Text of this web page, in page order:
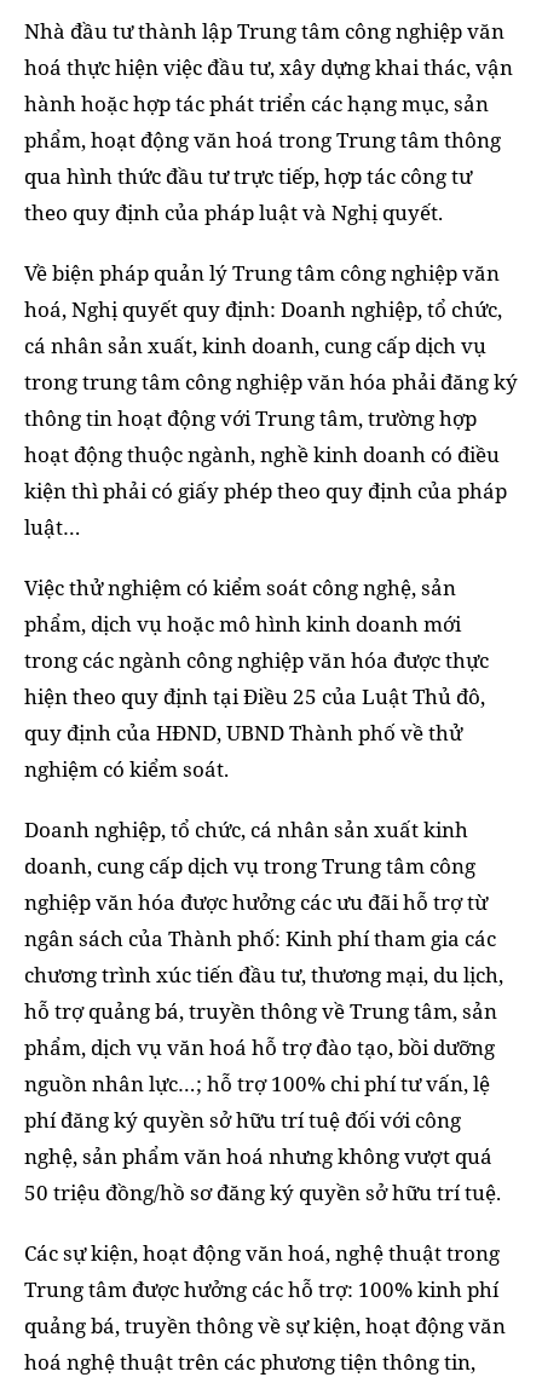
Nhà đầu tư thành lập Trung tâm công nghiệp văn
hoá thực hiện việc đầu tư, xây dựng khai thác, vận
hành hoặc hợp tác phát triển các hạng mục, sản
phẩm, hoạt động văn hoá trong Trung tâm thông
qua hình thức đầu tư trực tiếp, hợp tác công tư
theo quy định của pháp luật và Nghị quyết.
Về biện pháp quản lý Trung tâm công nghiệp văn
hoá, Nghị quyết quy định: Doanh nghiệp, tổ chức,
cá nhân sản xuất, kinh doanh, cung cấp dịch vụ
trong trung tâm công nghiệp văn hóa phải đăng ký
thông tin hoạt động với Trung tâm, trường hợp
hoạt động thuộc ngành, nghề kinh doanh có điều
kiện thì phải có giấy phép theo quy định của pháp
luật…
Việc thử nghiệm có kiểm soát công nghệ, sản
phẩm, dịch vụ hoặc mô hình kinh doanh mới
trong các ngành công nghiệp văn hóa được thực
hiện theo quy định tại Điều 25 của Luật Thủ đô,
quy định của HĐND, UBND Thành phố về thử
nghiệm có kiểm soát.
Doanh nghiệp, tổ chức, cá nhân sản xuất kinh
doanh, cung cấp dịch vụ trong Trung tâm công
nghiệp văn hóa được hưởng các ưu đãi hỗ trợ từ
ngân sách của Thành phố: Kinh phí tham gia các
chương trình xúc tiến đầu tư, thương mại, du lịch,
hỗ trợ quảng bá, truyền thông về Trung tâm, sản
phẩm, dịch vụ văn hoá hỗ trợ đào tạo, bồi dưỡng
nguồn nhân lực…; hỗ trợ 100% chi phí tư vấn, lệ
phí đăng ký quyền sở hữu trí tuệ đối với công
nghệ, sản phẩm văn hoá nhưng không vượt quá
50 triệu đồng/hồ sơ đăng ký quyền sở hữu trí tuệ.
Các sự kiện, hoạt động văn hoá, nghệ thuật trong
Trung tâm được hưởng các hỗ trợ: 100% kinh phí
quảng bá, truyền thông về sự kiện, hoạt động văn
hoá nghệ thuật trên các phương tiện thông tin,